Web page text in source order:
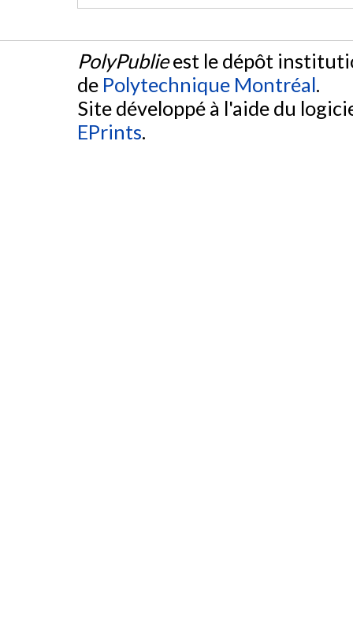
PolyPublieest le dépôt
de Polytechnique Montréal.
Site développé à l'aide du
EPrints.